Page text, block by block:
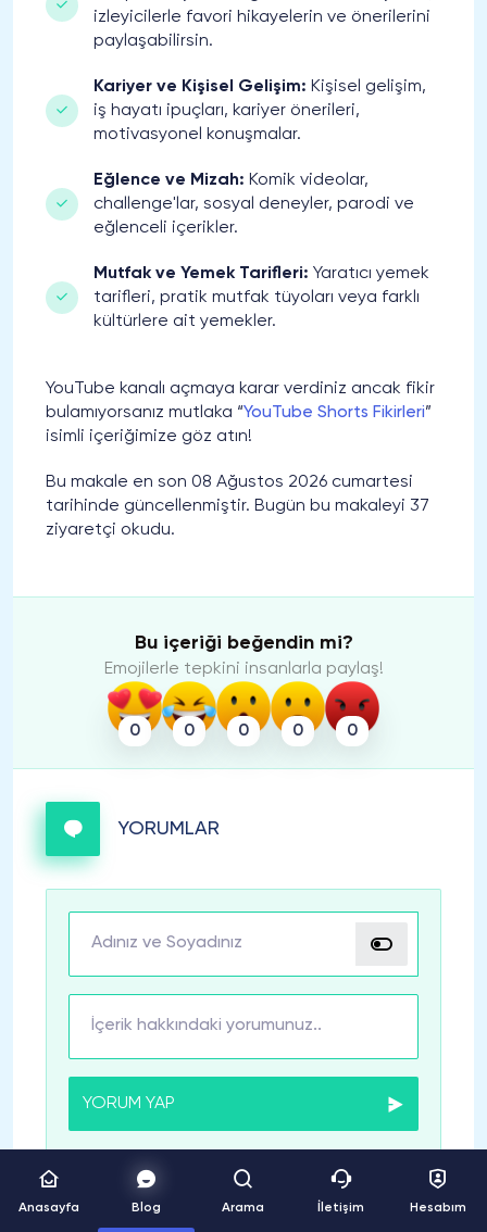
Anasayfa Blog Arama İletişim Hesabım
izleyicilerle favori hikayelerin ve önerilerini
paylaşabilirsin.
Kariyer ve Kişisel Gelişim: Kişisel gelişim,
iş hayatı ipuçları, kariyer önerileri,
motivasyonel konuşmalar.
Eğlence ve Mizah: Komik videolar,
challenge'lar, sosyal deneyler, parodi ve
eğlenceli içerikler.
Mutfak ve Yemek Tarifleri: Yaratıcı yemek
tarifleri, pratik mutfak tüyoları veya farklı
kültürlere ait yemekler.
YouTube kanalı açmaya karar verdiniz ancak fikir
bulamıyorsanız mutlaka “YouTube Shorts Fikirleri”
isimli içeriğimize göz atın!
Bu makale en son 08 Ağustos 2026 cumartesi
tarihinde güncellenmiştir. Bugün bu makaleyi 37
ziyaretçi okudu.
Bu içeriği beğendin mi?
Emojilerle tepkini insanlarla paylaş!
0 0 0 0 0
YORUMLAR
YORUM YAP